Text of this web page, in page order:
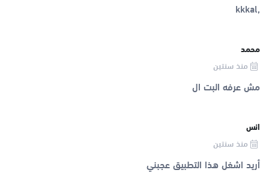
,kkkal
محمد
منذ سنتين
مش عرفه البت ال
انس
منذ سنتين
أريد اشغل هذا التطبيق عجبني